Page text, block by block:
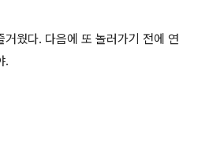
웠다. 다음에 또 놀러가기 전에 연
.